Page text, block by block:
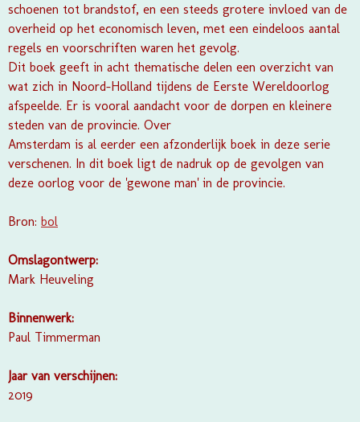
schoenen tot brandstof, en een steeds grotere invloed van de
overheid op het economisch leven, met een eindeloos aantal
regels en voorschriften waren het gevolg.
Dit boek geeft in acht thematische delen een overzicht van
wat zich in Noord-Holland tijdens de Eerste Wereldoorlog
afspeelde. Er is vooral aandacht voor de dorpen en kleinere
steden van de provincie. Over
Amsterdam is al eerder een afzonderlijk boek in deze serie
verschenen. In dit boek ligt de nadruk op de gevolgen van
deze oorlog voor de 'gewone man' in de provincie.
Bron: bol
Omslagontwerp:
Mark Heuveling
Binnenwerk:
Paul Timmerman
Jaar van verschijnen:
2019